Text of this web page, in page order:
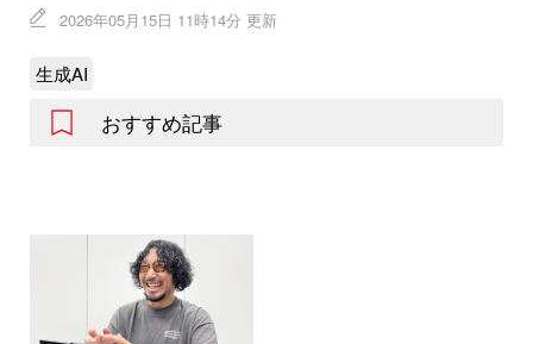
2026年05月15日 11時14分 更新
生成AI
おすすめ記事